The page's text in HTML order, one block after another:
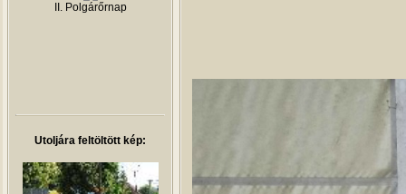
II. Polgárőrnap
Utoljára feltöltött kép: